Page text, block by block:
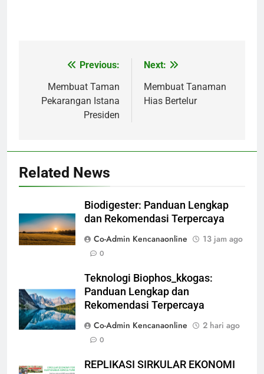
Navigasi
pos
Previous:
Membuat Taman
Pekarangan Istana
Presiden
Next:
Membuat Tanaman
Hias Bertelur
Related News
Biodigester: Panduan Lengkap
dan Rekomendasi Terpercaya
Co-Admin Kencanaonline
13 jam ago
0
Teknologi Biophos_kkogas:
Panduan Lengkap dan
Rekomendasi Terpercaya
Co-Admin Kencanaonline
2 hari ago
0
REPLIKASI SIRKULAR EKONOMI